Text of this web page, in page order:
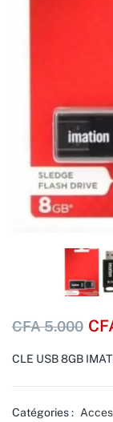
CFA5.000
CLE USB 8GB
Catégories :